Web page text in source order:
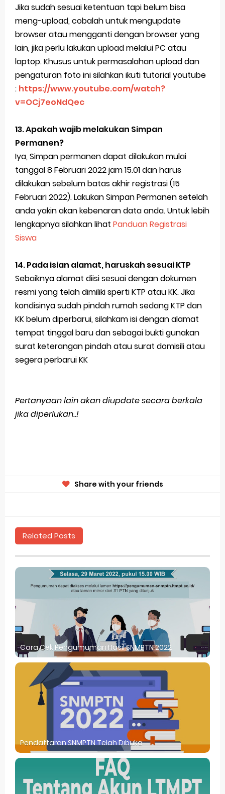
Jika sudah sesuai ketentuan tapi belum bisa
meng-upload, cobalah untuk mengupdate
browser atau mengganti dengan browser yang
lain, jika perlu lakukan upload melalui PC atau
laptop. Khusus untuk permasalahan upload dan
pengaturan foto ini silahkan ikuti tutorial youtube
: https://www.youtube.com/watch?
v=OCj7eoNdQec
13. Apakah wajib melakukan Simpan
Permanen?
Iya, Simpan permanen dapat dilakukan mulai
tanggal 8 Februari 2022 jam 15.01 dan harus
dilakukan sebelum batas akhir registrasi (15
Februari 2022). Lakukan Simpan Permanen setelah
anda yakin akan kebenaran data anda. Untuk lebih
lengkapnya silahkan lihat Panduan Registrasi
Siswa
14. Pada isian alamat, haruskah sesuai KTP
Sebaiknya alamat diisi sesuai dengan dokumen
resmi yang telah dimiliki sperti KTP atau KK. Jika
kondisinya sudah pindah rumah sedang KTP dan
KK belum diperbarui, silahkam isi dengan alamat
tempat tinggal baru dan sebagai bukti gunakan
surat keterangan pindah atau surat domisili atau
segera perbarui KK
Pertanyaan lain akan diupdate secara berkala
jika diperlukan..!
Share with your friends
Related Posts
Cara Cek Pengumuman Hasil SNMPTN 2022
Pendaftaran SNMPTN Telah Dibuka